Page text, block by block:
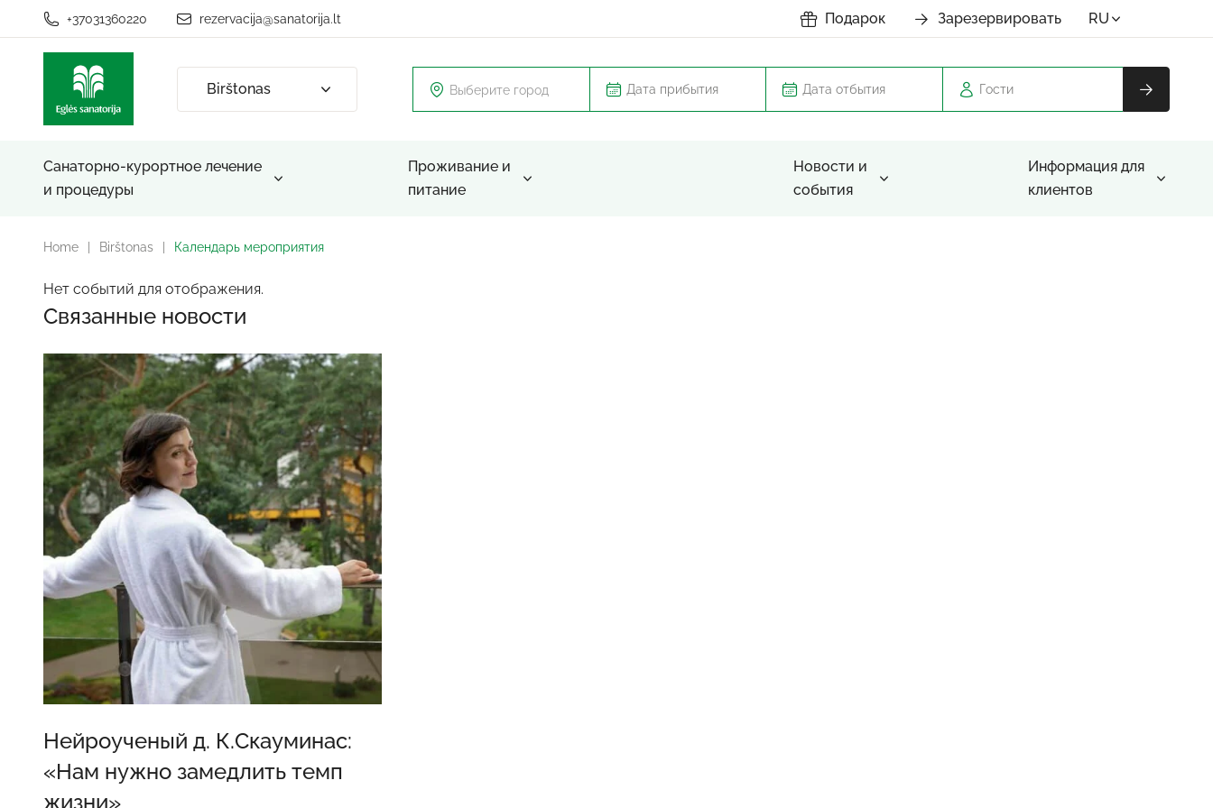
+37031360220 rezervacija@sanatorija.lt Подарок Зарезервировать RU
Birštonas Выберите город Гости
Санаторно-курортное лечение
и процедуры
Проживание и
питание
Новости и
события
Информация для
клиентов
Home Birštonas Календарь мероприятия
Нет событий для отображения.
Связанные новости
Нейроученый д. К.Скауминас:
«Нам нужно замедлить темп
жизни»